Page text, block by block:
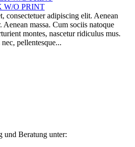
W/O PRINT
consectetuer adipiscing elit. Aenean
massa. Cum sociis natoque
montes, nascetur ridiculus mus.
pellentesque...
und Beratung unter: